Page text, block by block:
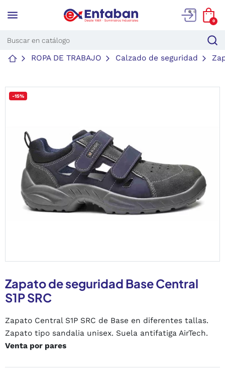
menu 0
ROPA DE TRABAJO Calzado de seguridad
-15%
Zapato de seguridad Base Central
S1P SRC
Zapato Central S1P SRC de Base en diferentes tallas.
Zapato tipo sandalia unisex. Suela antifatiga AirTech.
Venta por pares